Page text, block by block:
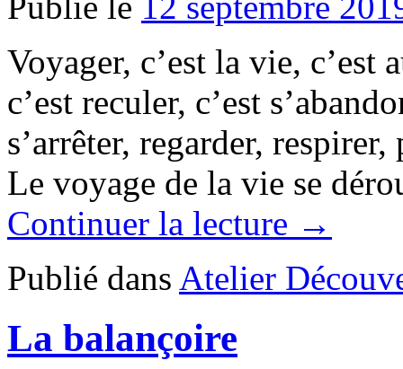
Voyager, c’est la vie, c’est
c’est reculer, c’est
s’arrêter, regarder,
Le voyage de la vie se
Continuer la lecture →
Publié dans Atelier
La balançoire